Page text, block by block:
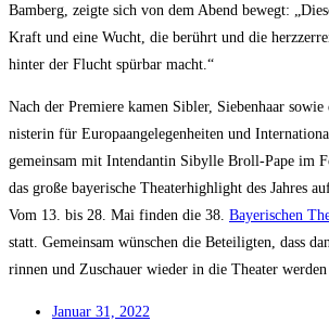
Bam­berg, zeig­te sich von dem Abend bewegt:
Kraft und eine Wucht, die berührt und die
hin­ter der Flucht spür­bar macht.“
Nach der Pre­mie­re kamen Sibler, Sie­ben­haar
nis­te­rin für Euro­pa­an­ge­le­gen­hei­ten und
gemein­sam mit Inten­dan­tin Sibyl­le Broll-Pape im
das gro­ße baye­ri­sche Thea­ter­high­light des Jah­res
Vom 13. bis 28. Mai fin­den die 38. Baye­ri­schen
statt. Gemein­sam wün­schen die Betei­lig­ten, dass
rin­nen und Zuschau­er wie­der in die Thea­ter
Janu­ar 31, 2022